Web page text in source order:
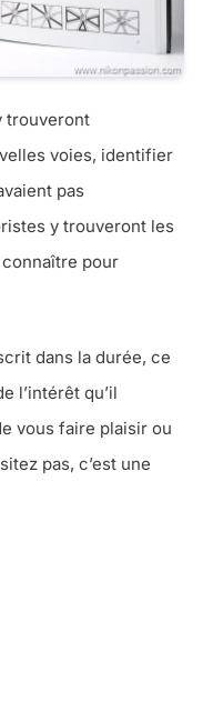
trouveront
voies, identifier
pas
y trouveront les
pour
dans la durée, ce
l’intérêt qu’il
vous faire plaisir ou
pas, c’est une